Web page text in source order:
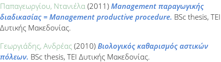
Παπαγεωργίου, Ντανιέλα (2011) Μanagement παραγωγικής
διαδικασίας = Management productive procedure. BSc thesis, ΤΕΙ
Δυτικής Μακεδονίας.
Γεωργιάδης, Ανδρέας (2010) Βιολογικός καθαρισμός αστικών
πόλεων. BSc thesis, ΤΕΙ Δυτικής Μακεδονίας.